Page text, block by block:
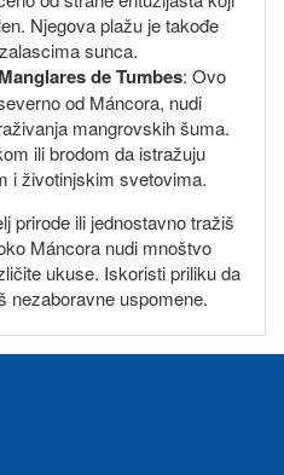
Njegova plažu je takođe
sunca.
de Tumbes: Ovo
od Máncora, nudi
mangrovskih šuma.
ili brodom da istražuju
i životinjskim svetovima.
prirode ili jednostavno tražiš
Máncora nudi mnoštvo
ukuse. Iskoristi priliku da
nezaboravne uspomene.